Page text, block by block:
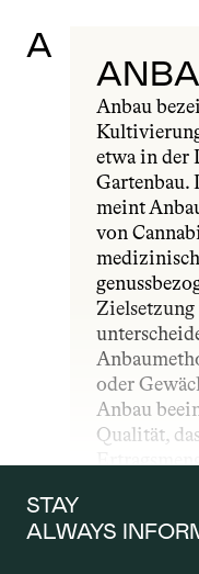
A
Anbau
etwa in der
Gartenbau.
meint
von
Zielsetzung
oder
Anbau
Qualität,
STAY
ALWAYS